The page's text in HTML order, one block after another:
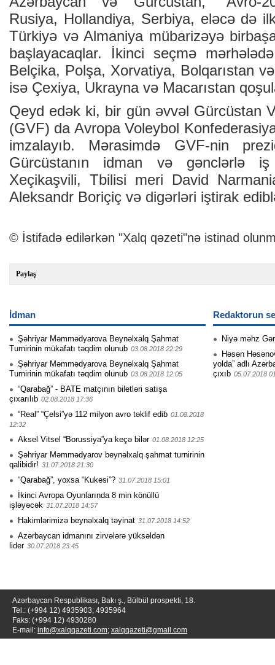
Rusiya, Hollandiya, Serbiya, eləcə də
Türkiyə və Almaniya mübarizəyə
başlayacaqlar. İkinci seçmə
Belçika, Polşa, Xorvatiya, Bolqarıstan
isə Çexiya, Ukrayna və Macarıstan
Qeyd edək ki, bir gün əvvəl Gürcüstan
(GVF) da Avropa Voleybol
imzalayıb. Mərasimdə GVF-nin
Gürcüstanın idman və gənclərlə
Xeçikaşvili, Tbilisi meri David
Aleksandr Boriçiç və digərləri iştirak
© İstifadə edilərkən "Xalq qəzeti"nə istinad
Paylaş
İdman
Şəhriyar Məmmədyarova Beynəlxalq Şahmat
Turnirinin mükafatı təqdim olunub 03.08.2018 22:29
Şəhriyar Məmmədyarova Beynəlxalq Şahmat
Turnirinin mükafatı təqdim olunub 03.08.2018 12:05
“Qarabağ” - BATE matçının biletləri satışa
çıxarılıb 02.08.2018 17:36
“Real” “Çelsi”yə 112 milyon avro təklif edib 01.08.2018
12:32
Aksel Vitsel “Borussiya”ya keçə bilər 01.08.2018 12:25
Şəhriyar Məmmədyarov beynəlxalq şahmat turnirinin
qalibidir! 31.07.2018 21:30
“Qarabağ”, yoxsa “Kukesi”? 31.07.2018 15:01
İkinci Avropa Oyunlarında 8 min könüllü
işləyəcək 31.07.2018 14:57
Hakimlərimizə beynəlxalq təyinat 31.07.2018 14:52
Azərbaycan idmanını zirvələrə yüksəldən
lider 30.07.2018 23:45
Redaktorun
Niyə məhz
Həsən
yolda” adlı
çıxıb 05.07.2018
Azərbaycan Respublikası, Bakı ş., Bülbül prospekti, 18.
Tel.: (+994 12) 4935903; 4935964
Faks: (+994 12) 4930280
E-mail: info@xalqqazeti.com; xalqqazeti@gmail.com